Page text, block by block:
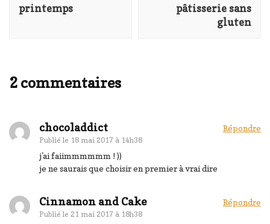
printemps
pâtisserie sans
gluten
2 commentaires
chocoladdict
Publié le 18 mai 2017 à 14h38
Répondre
j'ai faiimmmmmm ! ))
je ne saurais que choisir en premier à vrai dire
Cinnamon and Cake
Publié le 21 mai 2017 à 18h38
Répondre